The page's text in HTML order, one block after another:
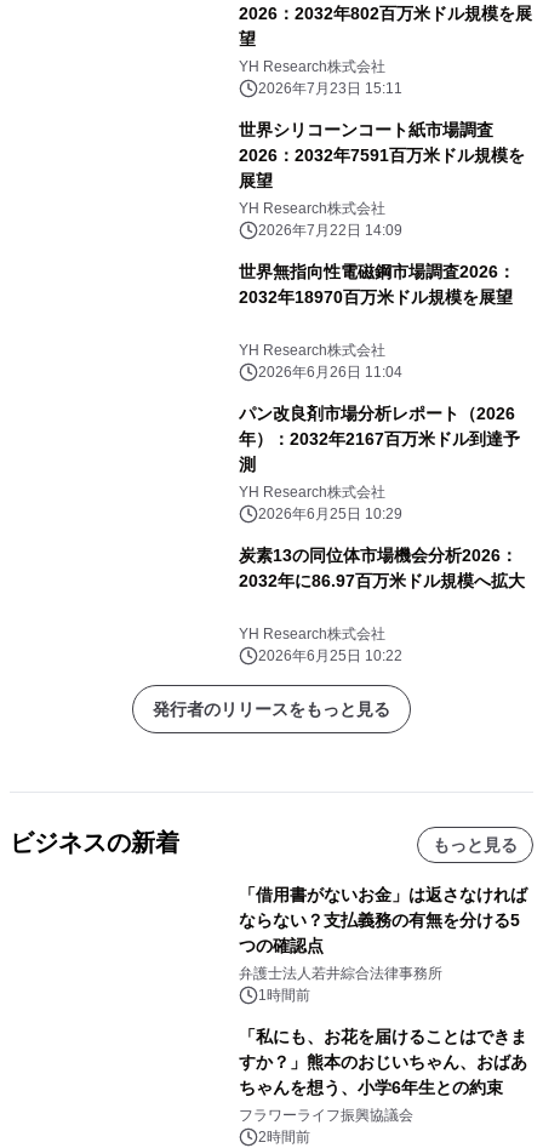
2026：2032年802百万米ドル規模を展
望
YH Research株式会社
2026年7月23日 15:11
世界シリコーンコート紙市場調査
2026：2032年7591百万米ドル規模を
展望
YH Research株式会社
2026年7月22日 14:09
世界無指向性電磁鋼市場調査2026：
2032年18970百万米ドル規模を展望
YH Research株式会社
2026年6月26日 11:04
パン改良剤市場分析レポート（2026
年）：2032年2167百万米ドル到達予
測
YH Research株式会社
2026年6月25日 10:29
炭素13の同位体市場機会分析2026：
2032年に86.97百万米ドル規模へ拡大
YH Research株式会社
2026年6月25日 10:22
発行者のリリースをもっと見る
ビジネスの新着 もっと見る
「借用書がないお金」は返さなければ
ならない？支払義務の有無を分ける5
つの確認点
弁護士法人若井綜合法律事務所
1時間前
「私にも、お花を届けることはできま
すか？」熊本のおじいちゃん、おばあ
ちゃんを想う、小学6年生との約束
フラワーライフ振興協議会
2時間前